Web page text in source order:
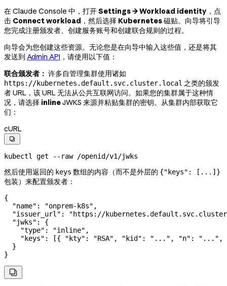
在 Claude Console 中，打开Settings → Workload identity ，点
击 Connect workload ，然后选择 Kubernetes磁贴。向导将引导
您完成注册颁发者、创建服务账号和创建联合规则的过程。
向导会为您创建这些资源。无论您是在向导中输入这些值，还是将其
发送到 Admin API ，请使用以下值：
联合颁发者： 许多自管理集群使用诸如
https://kubernetes.default.svc.cluster.local 之类的颁发
者 URL，该 URL 无法从公共互联网访问。如果您的集群属于这种情
况，请选择 inlineJWKS 来源并粘贴集群的密钥。从集群内部获取它
们：
cURL

kubectl get --raw /openid/v1/jwks
然后使用返回的 keys 数组的内容（而不是外层的 {"keys": [...]}
包装）来配置颁发者：
{
  "name"
: "onprem-k8s" ,
  "issuer_url"
:
"https://
  "jwks"
: {
    "type"
: "inline" ,
    "keys"
: [{ "kty" : "RSA" , "kid" : "..." , "n" : "..." ,
  }
}
